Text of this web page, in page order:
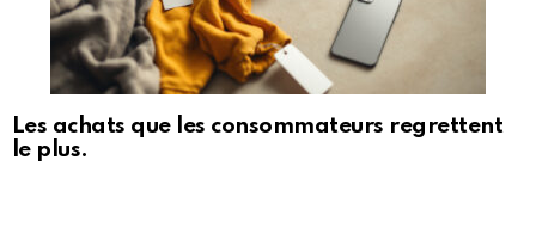
Les achats que les consommateurs regrettent
le plus.